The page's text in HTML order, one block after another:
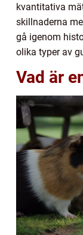
kvantitativa
skillnaderna
gå igenom
olika typer av
Vad är